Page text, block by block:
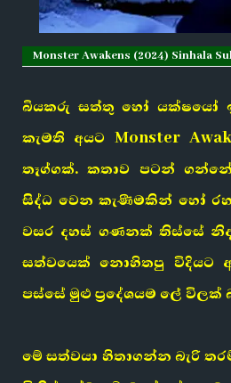
Monster Awakens (2024) Sinhala
බියකරු සත්තු හෝ යක්ෂයෝ
කැමති අයට Monster
තෑග්ගක්. කතාව පටන් ගන්නේ
සිද්ධ වෙන කැණීමකින් හෝ
වසර දහස් ගණනක් තිස්සේ
සත්වයෙක් නොහිතපු විදියට
පස්සේ මුළු ප්‍රදේශයම ලේ විලක්
මේ සත්වයා හිතාගන්න බැරි